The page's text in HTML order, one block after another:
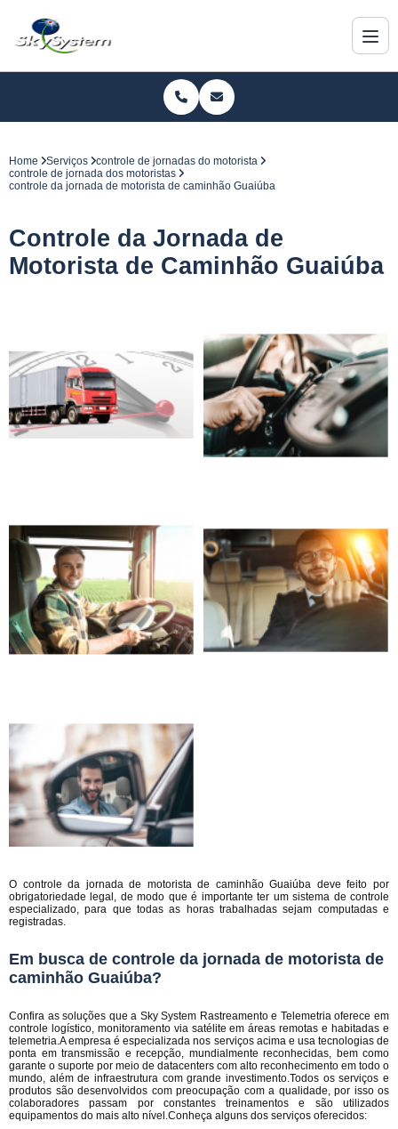
Home Serviços
controle de jornadas do motorista
controle de jornada dos motoristas
controle da jornada de motorista de caminhão Guaiúba
Controle da Jornada de
Motorista de Caminhão Guaiúba
O controle da jornada de motorista de caminhão Guaiúba deve feito por
obrigatoriedade legal, de modo que é importante ter um sistema de controle
especializado, para que todas as horas trabalhadas sejam computadas e
registradas.
Em busca de controle da jornada de motorista de
caminhão Guaiúba?
Confira as soluções que a Sky System Rastreamento e Telemetria oferece em
controle logístico, monitoramento via satélite em áreas remotas e habitadas e
telemetria.A empresa é especializada nos serviços acima e usa tecnologias de
ponta em transmissão e recepção, mundialmente reconhecidas, bem como
garante o suporte por meio de datacenters com alto reconhecimento em todo o
mundo, além de infraestrutura com grande investimento.Todos os serviços e
produtos são desenvolvidos com preocupação com a qualidade, por isso os
colaboradores passam por constantes treinamentos e são utilizados
equipamentos do mais alto nível.Conheça alguns dos serviços oferecidos: